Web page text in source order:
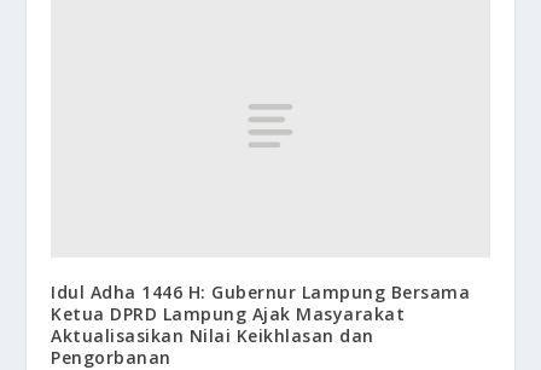
Idul Adha 1446 H: Gubernur Lampung Bersama
Ketua DPRD Lampung Ajak Masyarakat
Aktualisasikan Nilai Keikhlasan dan
Pengorbanan